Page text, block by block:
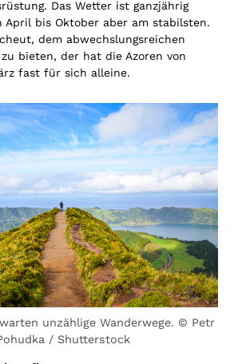
Das Wetter ist ganzjährig
April bis Oktober aber am stabilsten.
dem abwechslungsreichen
bieten, der hat die Azoren von
fast für sich alleine.
unzählige Wanderwege. © Petr
/ Shutterstock